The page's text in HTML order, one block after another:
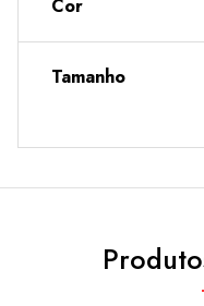
Cor
Tamanho